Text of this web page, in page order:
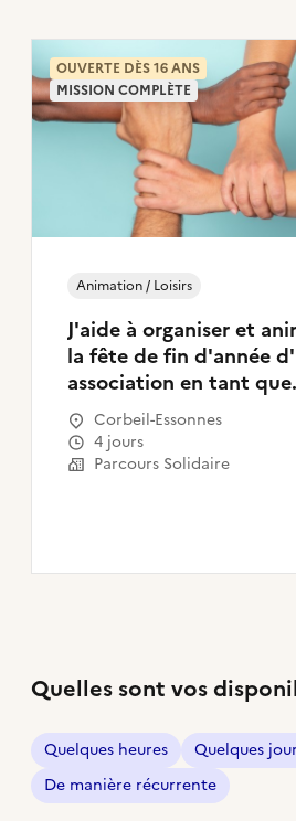
J'aide à organiser et
la fête de fin d'année
association en tant que
tremplin citoyen
Animation / Loisirs
Corbeil-Essonnes
4 jours
Parcours Solidaire
OUVERTE DÈS 16 ANS
MISSION COMPLÈTE
Quelles sont vos
Quelques heures
Quelques
De manière récurrente